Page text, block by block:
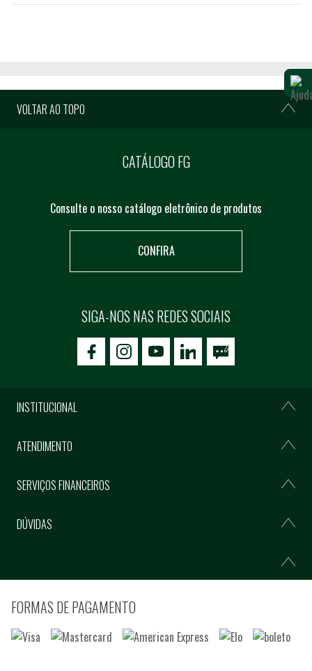
VOLTAR AO TOPO
CATÁLOGO FG
Consulte o nosso catálogo eletrônico de produtos
CONFIRA
SIGA-NOS NAS REDES SOCIAIS
icon-facebookicon-social02icon-social03
INSTITUCIONAL
ATENDIMENTO
SERVIÇOS FINANCEIROS
DÚVIDAS
FORMAS DE PAGAMENTO